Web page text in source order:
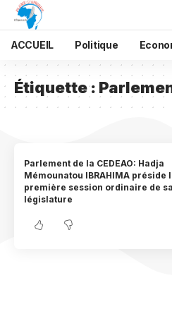
ACCUEIL Politique
Étiquette :
Parlement de la CEDEAO: Hadja
Mémounatou IBRAHIMA préside
première session ordinaire de sa
législature